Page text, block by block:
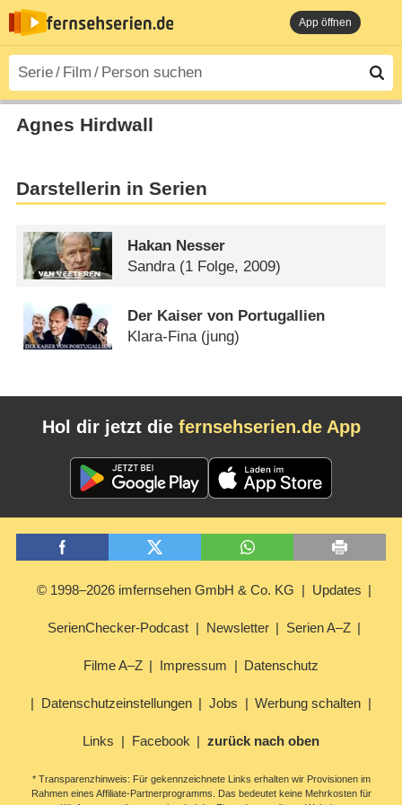
App öffnen
Agnes Hirdwall
Darstellerin in Serien
Hakan Nesser
Sandra (1 Folge, 2009)
Der Kaiser von Portugallien
Klara-Fina (jung)
Hol dir jetzt die fernsehserien.de App
© 1998–2026 imfernsehen GmbH & Co. KG Updates
SerienChecker-Podcast Newsletter Serien A–Z
Filme A–Z Impressum Datenschutz
Datenschutzeinstellungen Jobs Werbung schalten
Links Facebook zurück nach oben
* Transparenzhinweis: Für gekennzeichnete Links erhalten wir Provisionen im
Rahmen eines Affiliate-Partnerprogramms. Das bedeutet keine Mehrkosten für